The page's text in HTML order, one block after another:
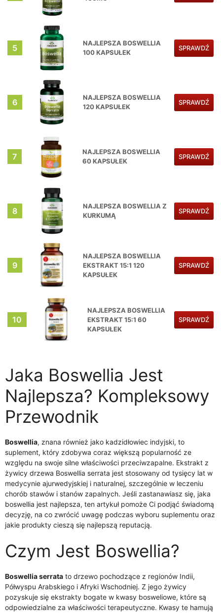
5
NAJLEPSZA BOSWELLIA
100 KAPSUŁEK
SPRAWDŹ
6
NAJLEPSZA BOSWELLIA
120 KAPSUŁEK
SPRAWDŹ
7
NAJLEPSZA BOSWELLIA
60 KAPSUŁEK
SPRAWDŹ
8
NAJLEPSZA BOSWELLIA Z
KURKUMĄ
SPRAWDŹ
9
NAJLEPSZA BOSWELLIA
EKSTRAKT 15:1 120
KAPSUŁEK
SPRAWDŹ
10
NAJLEPSZA BOSWELLIA
EKSTRAKT 15:1 60
KAPSUŁEK
SPRAWDŹ
Jaka Boswellia Jest
Najlepsza? Kompleksowy
Przewodnik
Boswellia, znana również jako kadzidłowiec indyjski, to
suplement, który zdobywa coraz większą popularność ze
względu na swoje silne właściwości przeciwzapalne. Ekstrakt z
żywicy drzewa Boswellia serrata jest stosowany od tysięcy lat w
medycynie ajurwedyjskiej i naturalnej, szczególnie w leczeniu
chorób stawów i stanów zapalnych. Jeśli zastanawiasz się, jaka
boswellia jest najlepsza, ten artykuł pomoże Ci podjąć świadomą
decyzję, na co zwrócić uwagę podczas wyboru suplementu oraz
jakie produkty cieszą się najlepszą reputacją.
Czym Jest Boswellia?
Boswellia serrata to drzewo pochodzące z regionów Indii,
Półwyspu Arabskiego i Afryki Wschodniej. Z jego żywicy
pozyskuje się ekstrakty bogate w kwasy bosweliowe, które są
odpowiedzialne za właściwości terapeutyczne. Kwasy te hamują